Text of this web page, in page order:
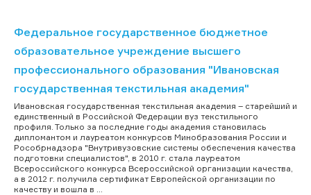
Федеральное государственное бюджетное
образовательное учреждение высшего
профессионального образования "Ивановская
государственная текстильная академия"
Ивановская государственная текстильная академия – старейший и
единственный в Российской Федерации вуз текстильного
профиля. Только за последние годы академия становилась
дипломантом и лауреатом конкурсов Минобразования России и
Рособрнадзора "Внутривузовские системы обеспечения качества
подготовки специалистов", в 2010 г. стала лауреатом
Всероссийского конкурса Всероссийской организации качества,
а в 2012 г. получила сертификат Европейской организации по
качеству и вошла в ...